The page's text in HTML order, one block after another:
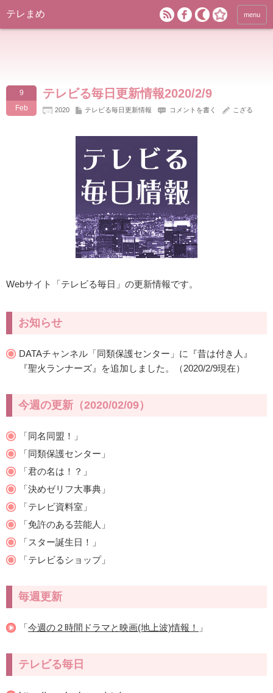
テレまめ menu
9
Feb
テレビる毎日更新情報2020/2/9
2020 テレビる毎日更新情報 コメントを書く こざる
Webサイト「テレビる毎日」の更新情報です。
お知らせ
DATAチャンネル「同類保護センター」に『昔は付き人』
『聖火ランナーズ』を追加しました。（2020/2/9現在）
今週の更新（2020/02/09）
「同名同盟！」
「同類保護センター」
「君の名は！？」
「決めゼリフ大事典」
「テレビ資料室」
「免許のある芸能人」
「スター誕生日！」
「テレビるショップ」
毎週更新
「今週の２時間ドラマと映画(地上波)情報！ 」
テレビる毎日